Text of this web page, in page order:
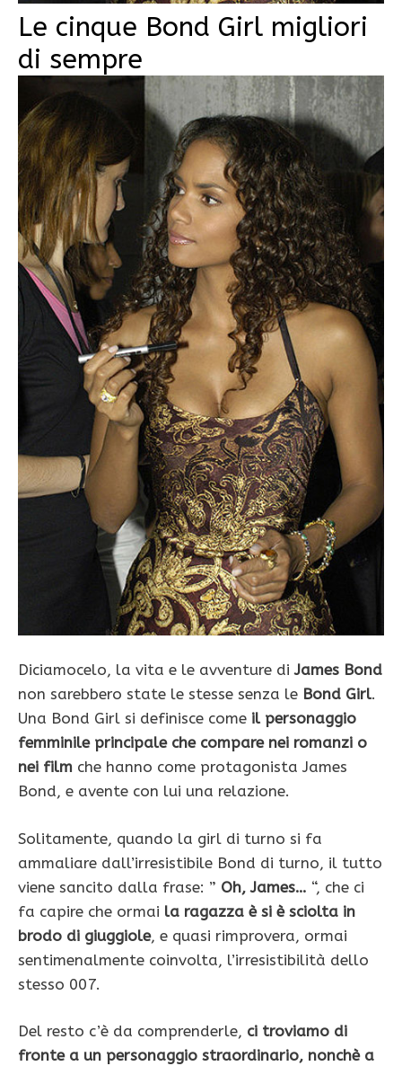
Le cinque Bond Girl migliori
di sempre
Diciamocelo, la vita e le avventure diJames Bond
non sarebbero state le stesse senza le Bond Girl.
Una Bond Girl si definisce come il personaggio
femminile principale che compare nei romanzi o
nei film che hanno come protagonista James
Bond, e avente con lui una relazione.
Solitamente, quando la girl di turno si fa
ammaliare dall’irresistibile Bond di turno, il tutto
viene sancito dalla frase: ” Oh, James… “, che ci
fa capire che ormai la ragazza è si è sciolta in
brodo di giuggiole, e quasi rimprovera, ormai
sentimenalmente coinvolta, l’irresistibilità dello
stesso 007.
Del resto c’è da comprenderle, ci troviamo di
fronte a un personaggio straordinario, nonchè a